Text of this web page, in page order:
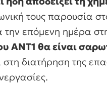
τους παρουσία
την επόμενη ημέρα
ΑΝΤ1 θα είναι
διατήρηση της